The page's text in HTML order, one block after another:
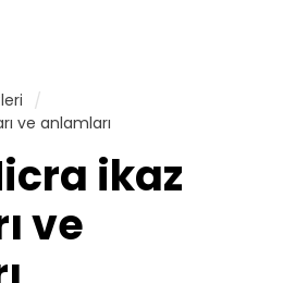
ve anlamları
ikaz
ve